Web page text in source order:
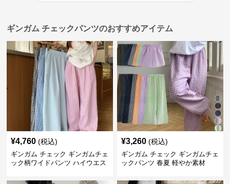
ギンガム チェックパンツのおすすめアイテム
¥4,760 (税込)
ギンガム チェック ギンガムチェ
ック柄ワイドパンツ ハイウエス
¥3,260 (税込)
ギンガム チェック ギンガムチェ
ックパンツ 春夏 軽やか素材